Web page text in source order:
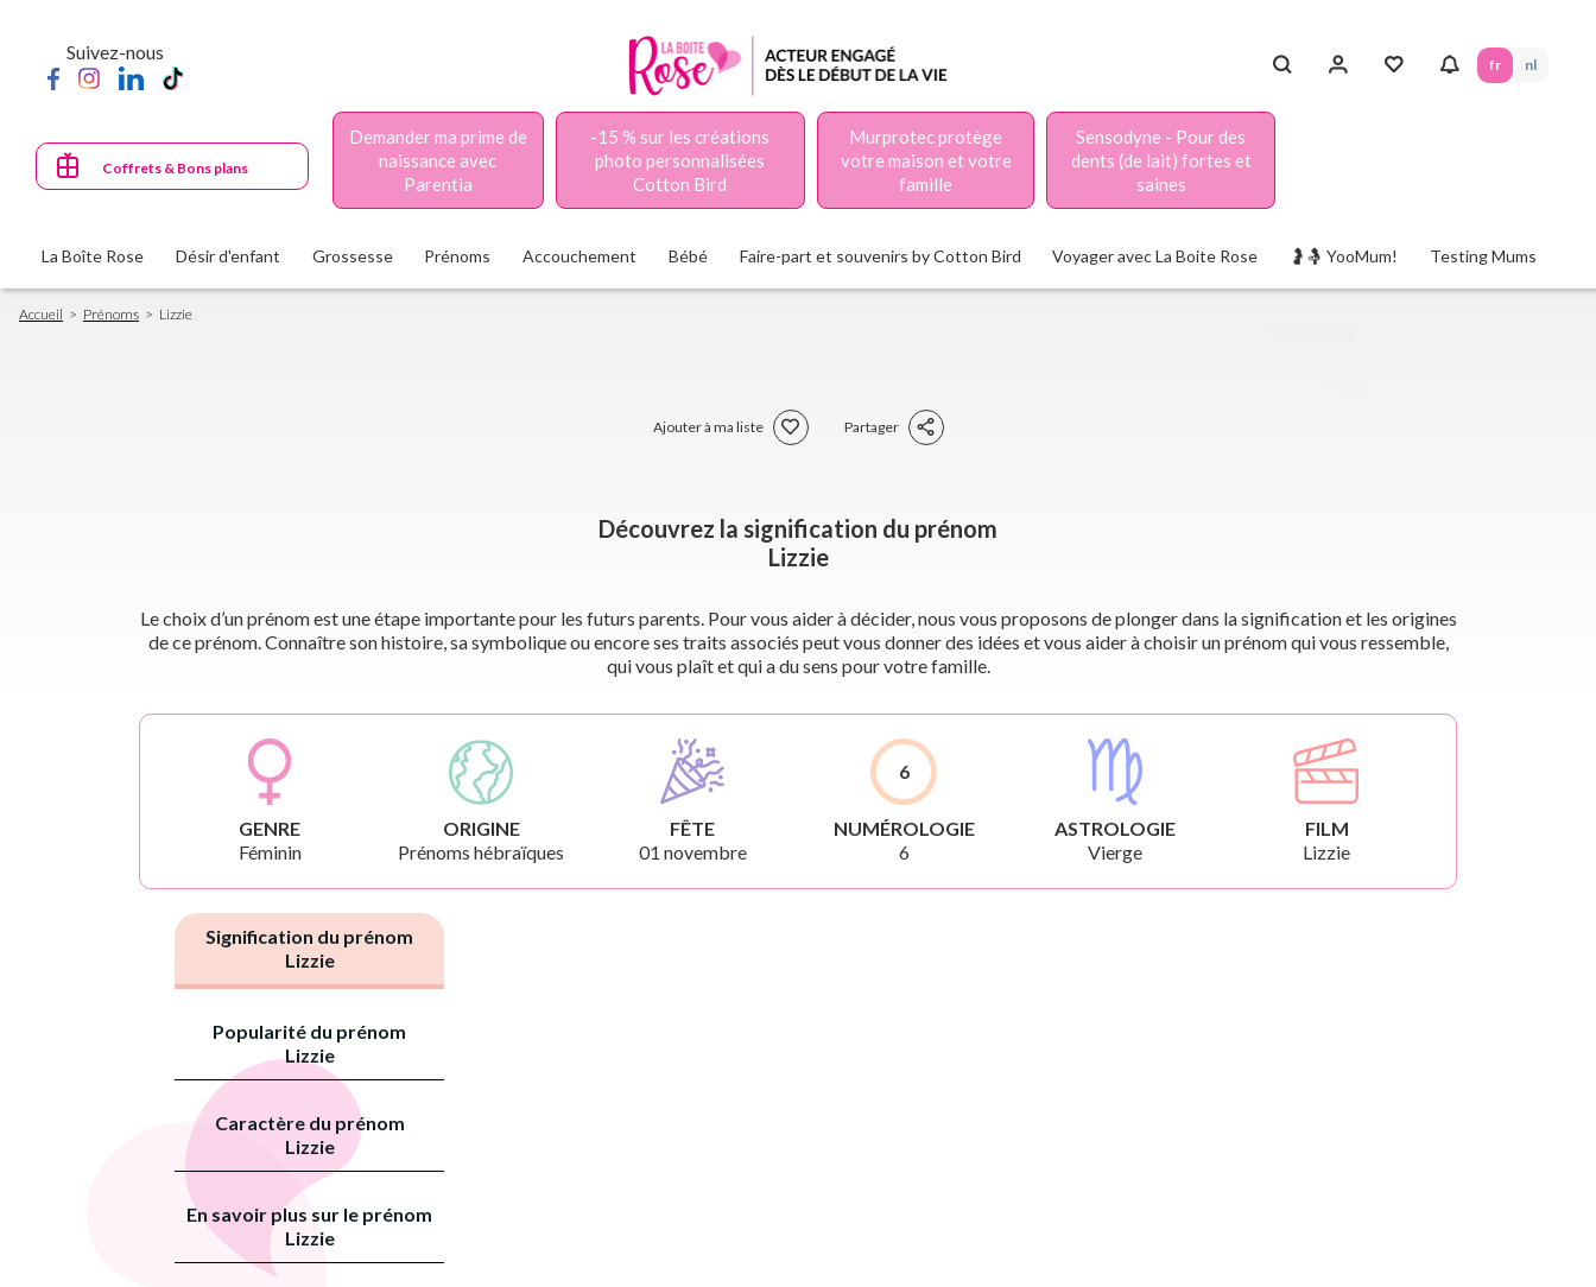
principal
Suivez-nous
fr nl
Coffrets & Bons plans
Demander ma prime de
naissance avec
Parentia
-15 % sur les créations
photo personnalisées
Cotton Bird
Murprotec protège
votre maison et votre
famille
Sensodyne - Pour des
dents (de lait) fortes et
saines
La Boîte Rose Désir d'enfant Grossesse Prénoms Accouchement Bébé Faire-part et souvenirs by Cotton Bird Voyager avec La Boite Rose 🤰🤱 YooMum! Testing Mums
Fil
d'Ariane
Accueil Prénoms Lizzie
Ajouter à ma liste Partager
Découvrez la signification du prénom
Lizzie
Le choix d’un prénom est une étape importante pour les futurs parents. Pour vous aider à décider, nous vous proposons de plonger dans la signification et les origines
de ce prénom. Connaître son histoire, sa symbolique ou encore ses traits associés peut vous donner des idées et vous aider à choisir un prénom qui vous ressemble,
qui vous plaît et qui a du sens pour votre famille.
GENRE
Féminin
ORIGINE
Prénoms hébraïques
FÊTE
01 novembre
6
NUMÉROLOGIE
6
ASTROLOGIE
Vierge
FILM
Lizzie
Signification du prénom
Lizzie
Popularité du prénom
Lizzie
Caractère du prénom
Lizzie
En savoir plus sur le prénom
Lizzie